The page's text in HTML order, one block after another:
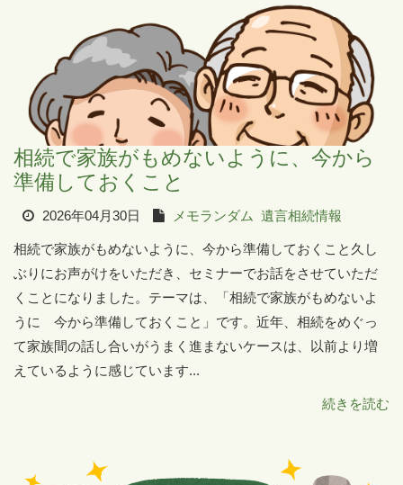
相続で家族がもめないように、今から
準備しておくこと
2026年04月30日 メモランダム 遺言相続情報
相続で家族がもめないように、今から準備しておくこと久し
ぶりにお声がけをいただき、セミナーでお話をさせていただ
くことになりました。テーマは、「相続で家族がもめないよ
うに 今から準備しておくこと」です。近年、相続をめぐっ
て家族間の話し合いがうまく進まないケースは、以前より増
えているように感じています...
続きを読む